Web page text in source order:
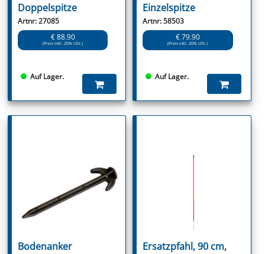
Doppelspitze
Artnr: 27085
€ 88.90
(Preis inkl. 20% USt.)
Auf Lager.
Einzelspitze
Artnr: 58503
€ 79.90
(Preis inkl. 20% USt.)
Auf Lager.
Bodenanker
Ersatzpfahl, 90 cm,